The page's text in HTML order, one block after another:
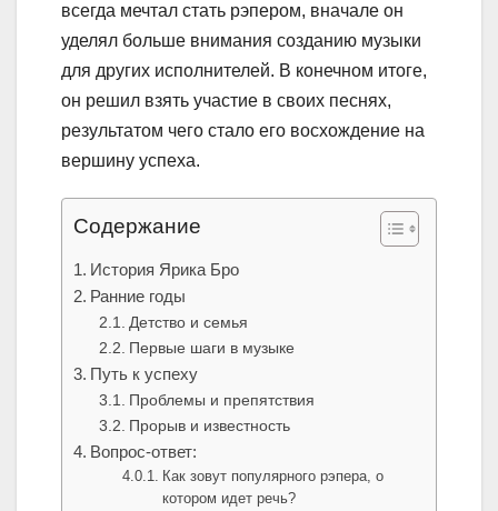
всегда мечтал стать рэпером, вначале он
уделял больше внимания созданию музыки
для других исполнителей. В конечном итоге,
он решил взять участие в своих песнях,
результатом чего стало его восхождение на
вершину успеха.
Содержание
История Ярика Бро
Ранние годы
Детство и семья
Первые шаги в музыке
Путь к успеху
Проблемы и препятствия
Прорыв и известность
Вопрос-ответ:
Как зовут популярного рэпера, о
котором идет речь?